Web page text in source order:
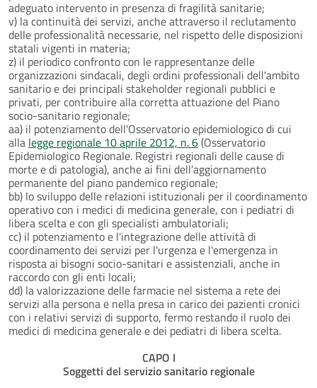
adeguato intervento in presenza di fragilità sanitarie;
v) la continuità dei servizi, anche attraverso il reclutamento
delle professionalità necessarie, nel rispetto delle disposizioni
statali vigenti in materia;
z) il periodico confronto con le rappresentanze delle
organizzazioni sindacali, degli ordini professionali dell'ambito
sanitario e dei principali stakeholder regionali pubblici e
privati, per contribuire alla corretta attuazione del Piano
socio-sanitario regionale;
aa) il potenziamento dell'Osservatorio epidemiologico di cui
alla legge regionale 10 aprile 2012, n. 6(Osservatorio
Epidemiologico Regionale. Registri regionali delle cause di
morte e di patologia), anche ai fini dell'aggiornamento
permanente del piano pandemico regionale;
bb) lo sviluppo delle relazioni istituzionali per il coordinamento
operativo con i medici di medicina generale, con i pediatri di
libera scelta e con gli specialisti ambulatoriali;
cc) il potenziamento e l'integrazione delle attività di
coordinamento dei servizi per l'urgenza e l'emergenza in
risposta ai bisogni socio-sanitari e assistenziali, anche in
raccordo con gli enti locali;
dd) la valorizzazione delle farmacie nel sistema a rete dei
servizi alla persona e nella presa in carico dei pazienti cronici
con i relativi servizi di supporto, fermo restando il ruolo dei
medici di medicina generale e dei pediatri di libera scelta.
CAPO I
Soggetti del servizio sanitario regionale